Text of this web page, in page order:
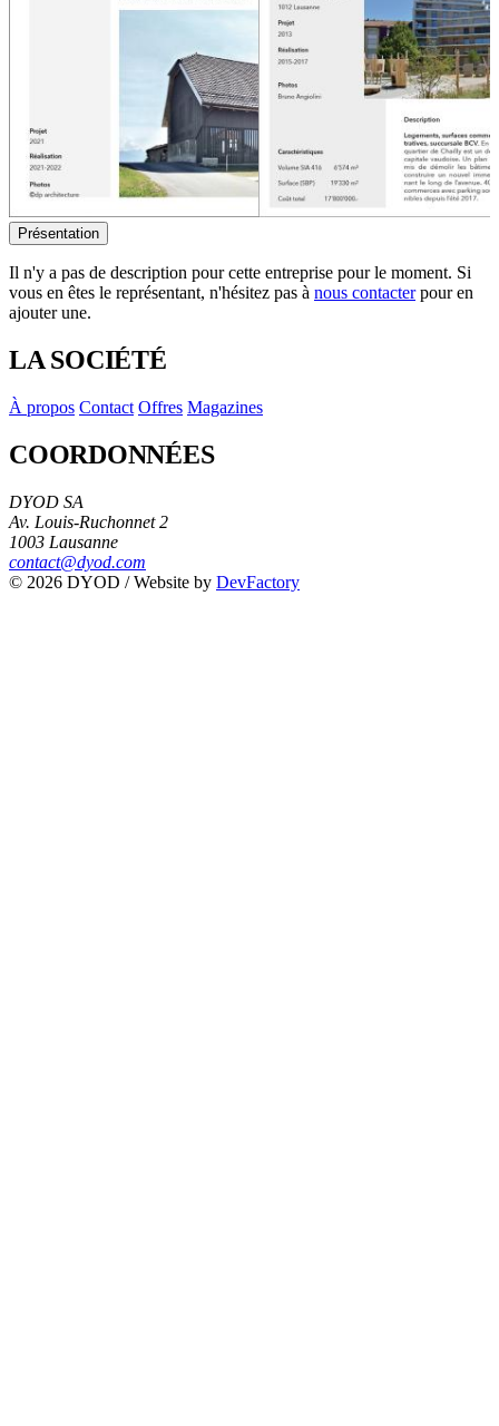
Présentation
Il n'y a pas de description pour cette entreprise pour le moment. Si
vous en êtes le représentant, n'hésitez pas à nous contacterpour en
ajouter une.
LA SOCIÉTÉ
À propos Contact Offres Magazines
COORDONNÉES
DYOD SA
Av. Louis-Ruchonnet 2
1003 Lausanne
contact@dyod.com
© 2026 DYOD / Website by DevFactory